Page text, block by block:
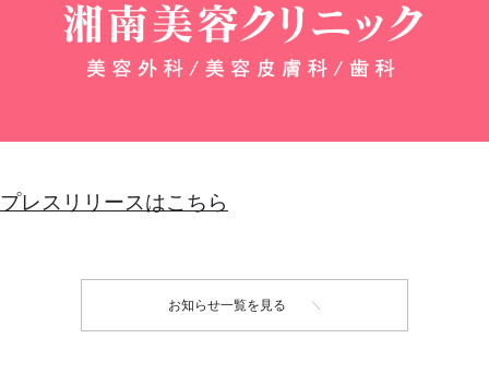
プレスリリースはこちら
お知らせ一覧を見る